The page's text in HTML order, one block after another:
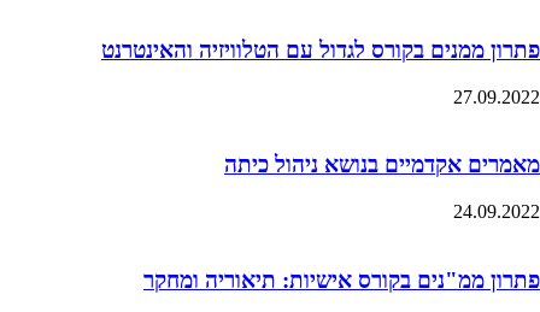
פתרון ממנים בקורס לגדול עם הטלוויזיה והאינטרנט
27.09.2022
מאמרים אקדמיים בנושא ניהול כיתה
24.09.2022
פתרון ממ"נים בקורס אישיות: תיאוריה ומחקר